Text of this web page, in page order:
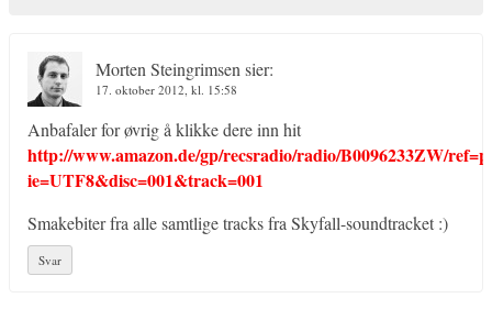
Morten Steingrimsen sier:
17. oktober 2012, kl. 15:58
Anbafaler for øvrig å klikke dere inn hit
http://www.amazon.de/gp/recsradio/radio/B0096233ZW/
ie=UTF8&disc=001&track=001
Smakebiter fra alle samtlige tracks fra Skyfall-soundtracket :)
Svar